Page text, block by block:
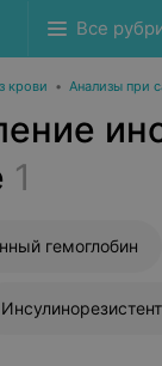
Все
крови • Анализы при
1
гемоглобин